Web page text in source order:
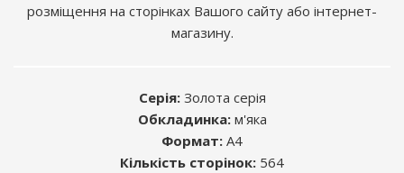
розміщення на сторінках Вашого сайту або інтернет-
магазину.
Серія:Золота серія
Обкладинка:м'яка
Формат: A4
Кількість сторінок: 564